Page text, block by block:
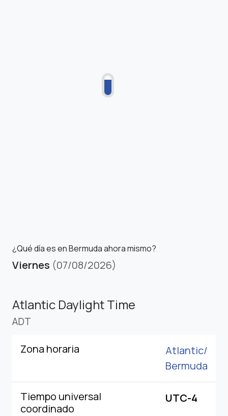
¿Qué día es en Bermuda ahora mismo?
Viernes (07/08/2026)
Atlantic Daylight Time
ADT
Zona horaria
Atlantic/
Bermuda
Tiempo universal
coordinado
UTC-4